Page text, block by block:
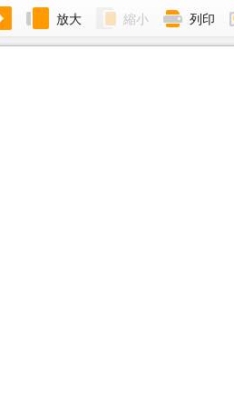
放大 縮小 列印